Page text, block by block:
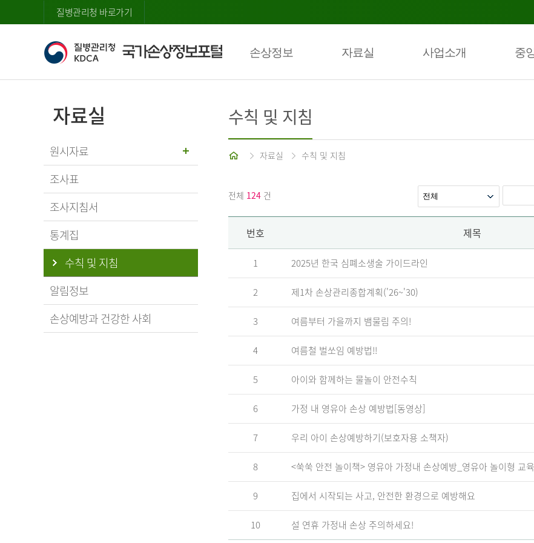
질병관리청 바로가기
손상정보 자료실 사업소개 중
자료실
원시자료
조사표
조사지침서
통계집
수칙 및 지침
알림정보
손상예방과 건강한 사회
수칙 및 지침
자료실 수칙 및 지침
전체 124 건
번호 제목
1 2025년 한국 심폐소생술 가이드라인
2 제1차 손상관리종합계획('26~'30)
3 여름부터 가을까지 뱀물림 주의!
4 여름철 벌쏘임 예방법!!
5 아이와 함께하는 물놀이 안전수칙
6 가정 내 영유아 손상 예방법[동영상]
7 우리 아이 손상예방하기(보호자용 소책자)
8 <쑥쑥 안전 놀이책> 영유아 가정내 손상예방_영유아 놀이형 교
9 집에서 시작되는 사고, 안전한 환경으로 예방해요
10 설 연휴 가정내 손상 주의하세요!